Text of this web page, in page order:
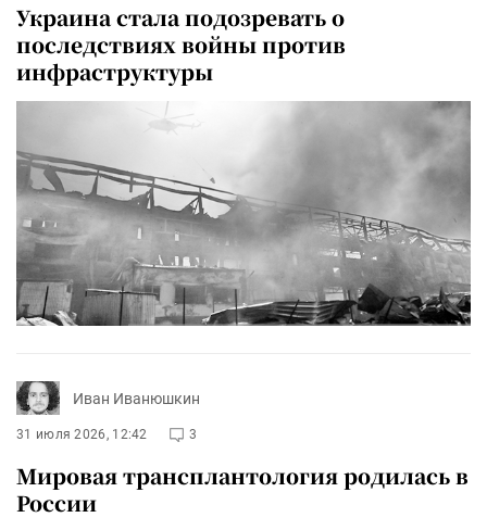
Украина стала подозревать о
последствиях войны против
инфраструктуры
Иван Иванюшкин
31 июля 2026, 12:42 3
Мировая трансплантология родилась в
России